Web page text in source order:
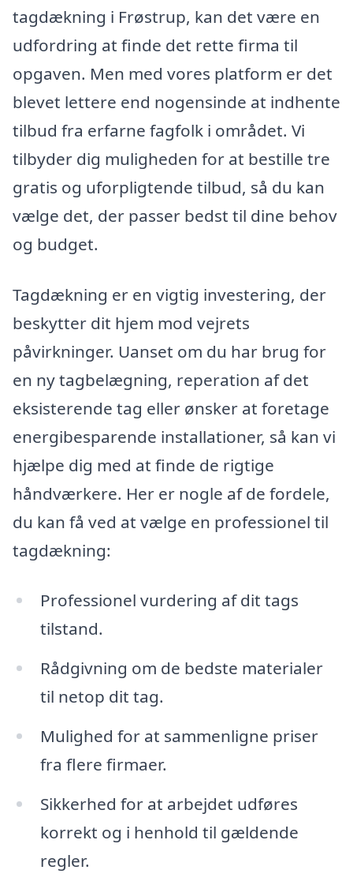
tagdækning i Frøstrup, kan det være en
udfordring at finde det rette firma til
opgaven. Men med vores platform er det
blevet lettere end nogensinde at indhente
tilbud fra erfarne fagfolk i området. Vi
tilbyder dig muligheden for at bestille tre
gratis og uforpligtende tilbud, så du kan
vælge det, der passer bedst til dine behov
og budget.
Tagdækning er en vigtig investering, der
beskytter dit hjem mod vejrets
påvirkninger. Uanset om du har brug for
en ny tagbelægning, reperation af det
eksisterende tag eller ønsker at foretage
energibesparende installationer, så kan vi
hjælpe dig med at finde de rigtige
håndværkere. Her er nogle af de fordele,
du kan få ved at vælge en professionel til
tagdækning:
Professionel vurdering af dit tags
tilstand.
Rådgivning om de bedste materialer
til netop dit tag.
Mulighed for at sammenligne priser
fra flere firmaer.
Sikkerhed for at arbejdet udføres
korrekt og i henhold til gældende
regler.